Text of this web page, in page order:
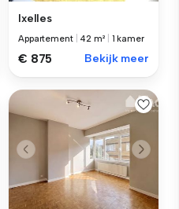
Ixelles
Appartement 42 m² 1 kamer
€ 875 Bekijk meer